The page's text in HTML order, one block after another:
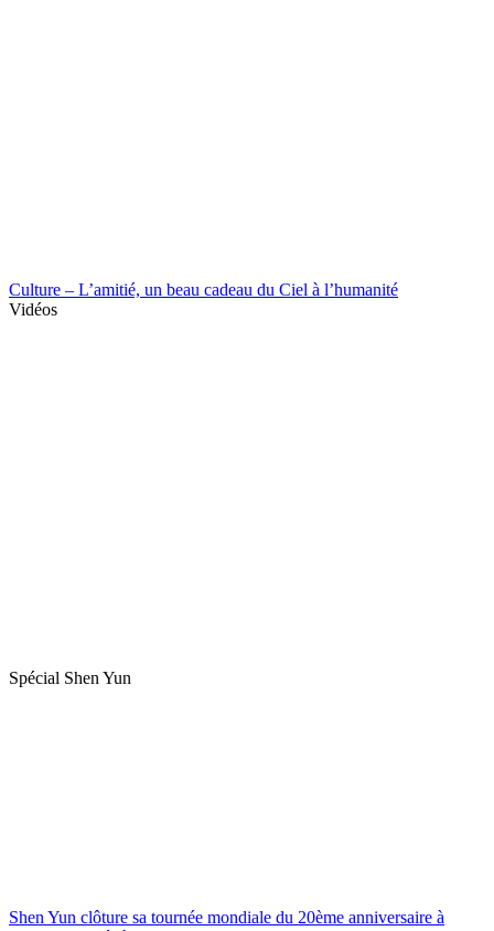
Culture – L’amitié, un beau cadeau du Ciel à l’humanité
Vidéos
Spécial Shen Yun
Shen Yun clôture sa tournée mondiale du 20ème anniversaire à